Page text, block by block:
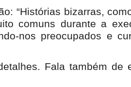
“Histórias bizarras,
comuns durante a
nos preocupados e
Fala também de